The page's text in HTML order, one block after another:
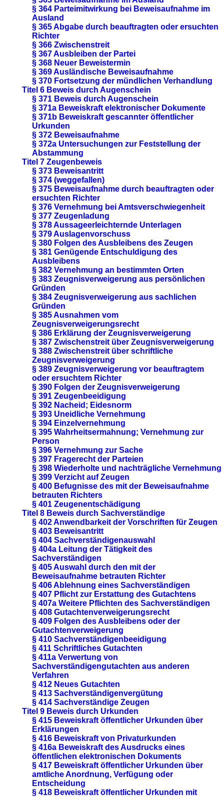
§ 364 Parteimitwirkung bei Beweisaufnahme im
Ausland
§ 365 Abgabe durch beauftragten oder ersuchten
Richter
§ 366 Zwischenstreit
§ 367 Ausbleiben der Partei
§ 368 Neuer Beweistermin
§ 369 Ausländische Beweisaufnahme
§ 370 Fortsetzung der mündlichen Verhandlung
Titel 6 Beweis durch Augenschein
§ 371 Beweis durch Augenschein
§ 371a Beweiskraft elektronischer Dokumente
§ 371b Beweiskraft gescannter öffentlicher
Urkunden
§ 372 Beweisaufnahme
§ 372a Untersuchungen zur Feststellung der
Abstammung
Titel 7 Zeugenbeweis
§ 373 Beweisantritt
§ 374 (weggefallen)
§ 375 Beweisaufnahme durch beauftragten oder
ersuchten Richter
§ 376 Vernehmung bei Amtsverschwiegenheit
§ 377 Zeugenladung
§ 378 Aussageerleichternde Unterlagen
§ 379 Auslagenvorschuss
§ 380 Folgen des Ausbleibens des Zeugen
§ 381 Genügende Entschuldigung des
Ausbleibens
§ 382 Vernehmung an bestimmten Orten
§ 383 Zeugnisverweigerung aus persönlichen
Gründen
§ 384 Zeugnisverweigerung aus sachlichen
Gründen
§ 385 Ausnahmen vom
Zeugnisverweigerungsrecht
§ 386 Erklärung der Zeugnisverweigerung
§ 387 Zwischenstreit über Zeugnisverweigerung
§ 388 Zwischenstreit über schriftliche
Zeugnisverweigerung
§ 389 Zeugnisverweigerung vor beauftragtem
oder ersuchtem Richter
§ 390 Folgen der Zeugnisverweigerung
§ 391 Zeugenbeeidigung
§ 392 Nacheid; Eidesnorm
§ 393 Uneidliche Vernehmung
§ 394 Einzelvernehmung
§ 395 Wahrheitsermahnung; Vernehmung zur
Person
§ 396 Vernehmung zur Sache
§ 397 Fragerecht der Parteien
§ 398 Wiederholte und nachträgliche Vernehmung
§ 399 Verzicht auf Zeugen
§ 400 Befugnisse des mit der Beweisaufnahme
betrauten Richters
§ 401 Zeugenentschädigung
Titel 8 Beweis durch Sachverständige
§ 402 Anwendbarkeit der Vorschriften für Zeugen
§ 403 Beweisantritt
§ 404 Sachverständigenauswahl
§ 404a Leitung der Tätigkeit des
Sachverständigen
§ 405 Auswahl durch den mit der
Beweisaufnahme betrauten Richter
§ 406 Ablehnung eines Sachverständigen
§ 407 Pflicht zur Erstattung des Gutachtens
§ 407a Weitere Pflichten des Sachverständigen
§ 408 Gutachtenverweigerungsrecht
§ 409 Folgen des Ausbleibens oder der
Gutachtenverweigerung
§ 410 Sachverständigenbeeidigung
§ 411 Schriftliches Gutachten
§ 411a Verwertung von
Sachverständigengutachten aus anderen
Verfahren
§ 412 Neues Gutachten
§ 413 Sachverständigenvergütung
§ 414 Sachverständige Zeugen
Titel 9 Beweis durch Urkunden
§ 415 Beweiskraft öffentlicher Urkunden über
Erklärungen
§ 416 Beweiskraft von Privaturkunden
§ 416a Beweiskraft des Ausdrucks eines
öffentlichen elektronischen Dokuments
§ 417 Beweiskraft öffentlicher Urkunden über
amtliche Anordnung, Verfügung oder
Entscheidung
§ 418 Beweiskraft öffentlicher Urkunden mit